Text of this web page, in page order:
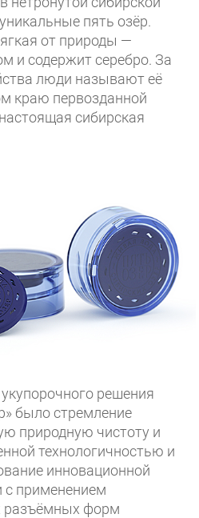
пять озёр.
от природы —
и содержит серебро. За
люди называют её
краю первозданной
сибирская
решения
было стремление
природную чистоту и
технологичностью и
инновационной
с применением
разъёмных форм